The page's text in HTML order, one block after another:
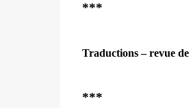
***
Traductions – revue de
***